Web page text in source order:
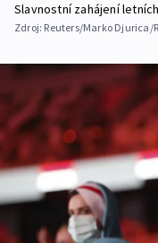
Slavnostní zahájení
Zdroj: Reuters/Marko Djurica/